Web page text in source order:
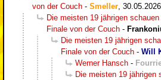
von der Couch - Smeller
Die meisten 19 jährigen
Finale von der Couch -
Die meisten 19 jährigen
Finale von der Couch - Will
Werner Hansch -
Die meisten 19 jährigen